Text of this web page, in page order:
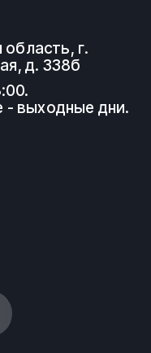
г.
д. 338б
- выходные дни.